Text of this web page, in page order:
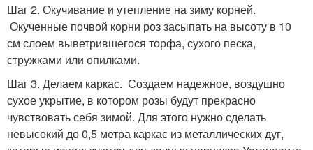
Шаг 2. Окучивание и утепление на зиму корней.
Окученные почвой корни роз засыпать на высоту в 10
см слоем выветрившегося торфа, сухого песка,
стружками или опилками.
Шаг 3. Делаем каркас. Создаем надежное, воздушно
сухое укрытие, в котором розы будут прекрасно
чувствовать себя зимой. Для этого нужно сделать
невысокий до 0,5 метра каркас из металлических дуг,